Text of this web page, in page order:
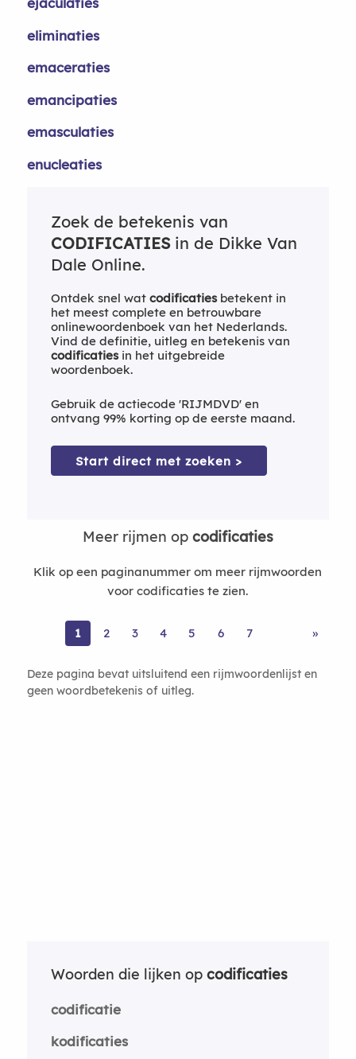
eliminaties
emaceraties
emancipaties
emasculaties
enucleaties
Zoek de betekenis van
CODIFICATIESin de Dikke Van
Dale Online.
Ontdek snel wat codificatiesbetekent in
het meest complete en betrouwbare
onlinewoordenboek van het Nederlands.
Vind de definitie, uitleg en betekenis van
codificatiesin het uitgebreide
woordenboek.
Gebruik de actiecode 'RIJMDVD' en
ontvang 99% korting op de eerste maand.
Start direct met zoeken >
Meer rijmen op codificaties
Klik op een paginanummer om meer rijmwoorden
voor codificaties te zien.
1 2 3 4 5 6 7 »
Deze pagina bevat uitsluitend een rijmwoordenlijst en
geen woordbetekenis of uitleg.
Woorden die lijken op codificaties
codificatie
kodificaties